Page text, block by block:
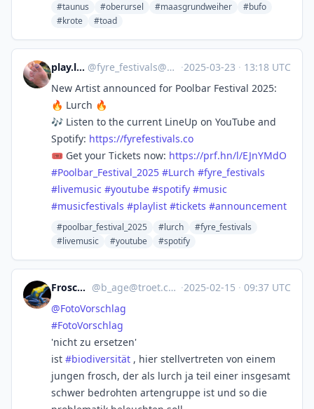
#taunus #oberursel #maasgrundweiher
#bufo
#krote
#toad
play.listchen @fyre_festivals@mastodon.social ·2025-03-23 · 13:18 UTC
New Artist announced for Poolbar Festival 2025:
🔥 Lurch 🔥
🎶 Listen to the current LineUp on YouTube and
Spotify: https://fyrefestivals.co
🎟️ Get your Tickets now: https://prf.hn/l/EJnYMdO
#Poolbar_Festival_2025 #Lurch #fyre_festivals
#livemusic #youtube #spotify #music
#musicfestivals #playlist #tickets #announcement
#poolbar_festival_2025 #lurch
#fyre_festivals
#livemusic
#youtube #spotify
Frosch B @b_age@troet.cafe ·2025-02-15 · 09:37 UTC
@FotoVorschlag
#FotoVorschlag
'nicht zu ersetzen'
ist #biodiversität , hier stellvertreten von einem
jungen frosch, der als lurch ja teil einer insgesamt
schwer bedrohten artengruppe ist und so die